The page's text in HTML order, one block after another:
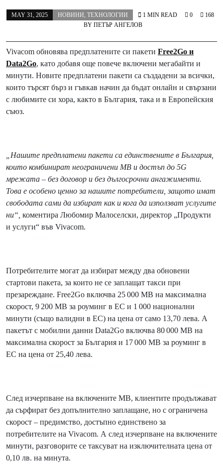
MAY 31, 2025 НОВИНИ, ТЕХНОЛОГИИ
BY ПЕТЪР АНГЕЛОВ
1 MIN READ 0 168
Vivacom обновява предплатените си пакети Free2Go и
Data2Go, като добавя още повече включени мегабайти и
минути. Новите предплатени пакети са създадени за всички,
които търсят бърз и гъвкав начин да бъдат онлайн и свързани
с любимите си хора, както в България, така и в Европейския
съюз.
„Нашите предплатени пакети са единствените в България,
които комбинират неограничени МВ и достъп до 5G
мрежата – без договор и без дългосрочни ангажименти.
Това е особено ценно за нашите потребители, защото имат
свободата сами да избират как и кога да използват услугите
ни“, коментира Любомир Малоселски, директор „Продукти
и услуги“ във Vivacom.
Потребителите могат да избират между два обновени
стартови пакета, за които не се заплащат такси при
презареждане. Free2Go включва 25 000 MB на максимална
скорост, 9 200 MB за роуминг в ЕС и 1 000 национални
минути (също валидни в ЕС) на цена от само 13,70 лева. A
пакетът с мобилни данни Data2Go включва 80 000 MB на
максимална скорост за България и 17 000 MB за роуминг в
ЕС на цена от 25,40 лева.
След изчерпване на включените MB, клиентите продължават
да сърфират без допълнително заплащане, но с ограничена
скорост – предимство, достъпно единствено за
потребителите на Vivacom. А след изчерпване на включените
минути, разговорите се таксуват на изключителната цена от
0,10 лв. на минута.